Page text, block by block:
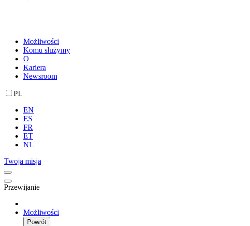
Możliwości
Komu służymy
O
Kariera
Newsroom
PL
EN
ES
FR
ET
NL
Twoja misja
Przewijanie
Możliwości
Powrót